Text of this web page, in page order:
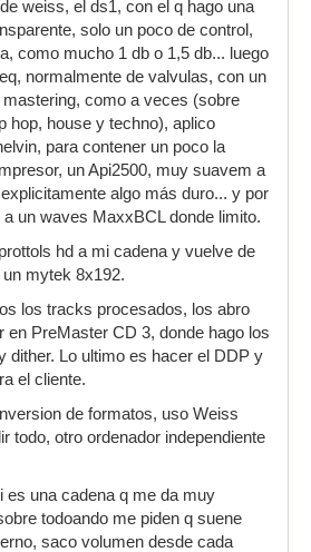
weiss, el ds1, con el q hago una
solo un poco de control,
como mucho 1 db o 1,5 db... luego
normalmente de valvulas, con un
como a veces (sobre
hop, house y techno), aplico
para contener un poco la
un Api2500, muy suavem a
algo más duro... y por
un waves MaxxBCL donde limito.
hd a mi cadena y vuelve de
mytek 8x192.
los tracks procesados, los abro
en PreMaster CD 3, donde hago los
dither. Lo ultimo es hacer el DDP y
el cliente.
de formatos, uso Weiss
todo, otro ordenador independiente
es una cadena q me da muy
todoando me piden q suene
saco volumen desde cada